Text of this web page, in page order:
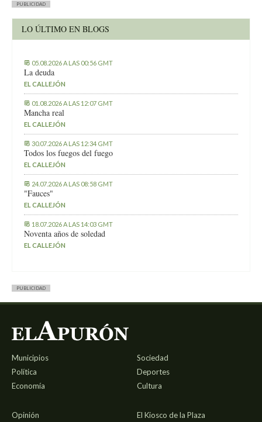
PUBLICIDAD
LO ÚLTIMO EN BLOGS
05.08.2026 A LAS 00:56 GMT
La deuda
EL CALLEJÓN
01.08.2026 A LAS 12:07 GMT
Mancha real
EL CALLEJÓN
30.07.2026 A LAS 12:34 GMT
Todos los fuegos del fuego
EL CALLEJÓN
24.07.2026 A LAS 08:58 GMT
"Fauces"
EL CALLEJÓN
18.07.2026 A LAS 14:03 GMT
Noventa años de soledad
EL CALLEJÓN
PUBLICIDAD
Municipios
Política
Economía
Sociedad
Deportes
Cultura
Opinión El Kiosco de la Plaza